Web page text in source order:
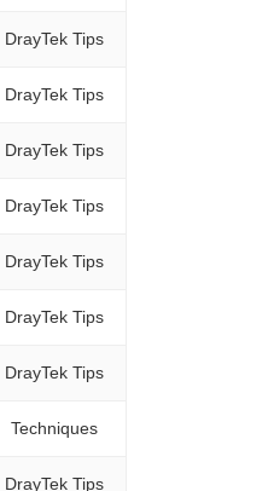
DrayTek Tips
DrayTek Tips
DrayTek Tips
DrayTek Tips
DrayTek Tips
DrayTek Tips
DrayTek Tips
Techniques
DrayTek Tips